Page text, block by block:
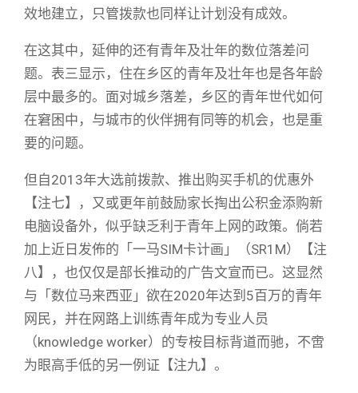
效地建立，只管拨款也同样让计划没有成效。
在这其中，延伸的还有青年及壮年的数位落差问
题。表三显示，住在乡区的青年及壮年也是各年龄
层中最多的。面对城乡落差，乡区的青年世代如何
在窘困中，与城市的伙伴拥有同等的机会，也是重
要的问题。
但自2013年大选前拨款、推出购买手机的优惠外
【注七】，又或更年前鼓励家长掏出公积金添购新
电脑设备外，似乎缺乏利于青年上网的政策。倘若
加上近日发佈的「一马SIM卡计画」（SR1M）【注
八】，也仅仅是部长推动的广告文宣而已。这显然
与「数位马来西亚」欲在2020年达到5百万的青年
网民，并在网路上训练青年成为专业人员
（knowledge worker）的专桉目标背道而驰，不啻
为眼高手低的另一例证【注九】。